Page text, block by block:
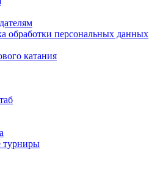
обработки персональных данных
катания
турниры